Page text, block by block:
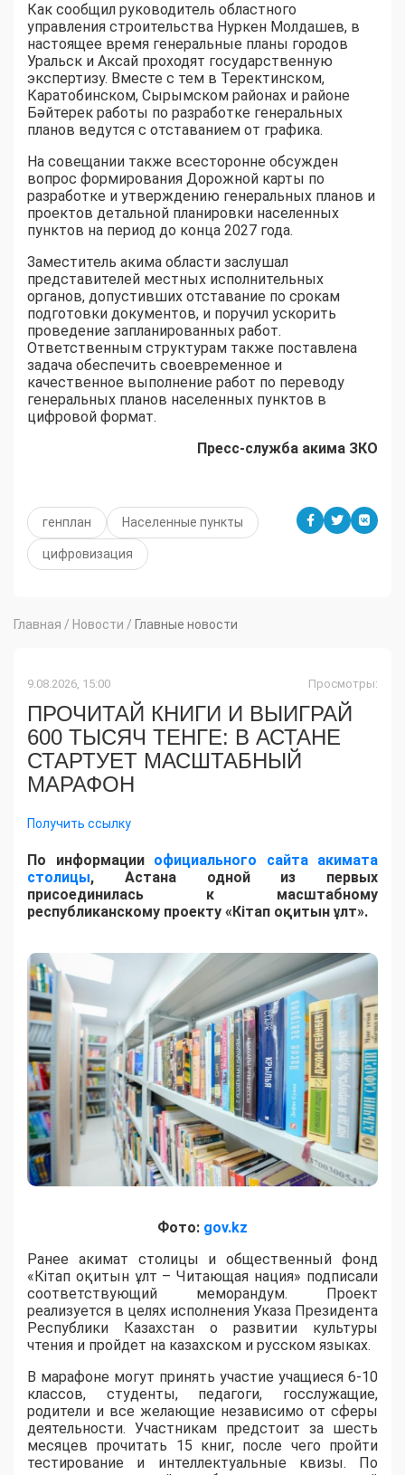
Как сообщил руководитель областного
управления строительства Нуркен Молдашев, в
настоящее время генеральные планы городов
Уральск и Аксай проходят государственную
экспертизу. Вместе с тем в Теректинском,
Каратобинском, Сырымском районах и районе
Бәйтерек работы по разработке генеральных
планов ведутся с отставанием от графика.
На совещании также всесторонне обсужден
вопрос формирования Дорожной карты по
разработке и утверждению генеральных планов и
проектов детальной планировки населенных
пунктов на период до конца 2027 года.
Заместитель акима области заслушал
представителей местных исполнительных
органов, допустивших отставание по срокам
подготовки документов, и поручил ускорить
проведение запланированных работ.
Ответственным структурам также поставлена
задача обеспечить своевременное и
качественное выполнение работ по переводу
генеральных планов населенных пунктов в
цифровой формат.
Пресс-служба акима ЗКО
генплан Населенные пункты
цифровизация
Главная / Новости / Главные новости
9.08.2026, 15:00 Просмотры:
ПРОЧИТАЙ КНИГИ И ВЫИГРАЙ
600 ТЫСЯЧ ТЕНГЕ: В АСТАНЕ
СТАРТУЕТ МАСШТАБНЫЙ
МАРАФОН
Получить ссылку
По информации официального сайта акимата
столицы, Астана одной из первых
присоединилась к масштабному
республиканскому проекту «Кітап оқитын ұлт».
Фото: gov.kz
Ранее акимат столицы и общественный фонд
«Кітап оқитын ұлт – Читающая нация» подписали
соответствующий меморандум. Проект
реализуется в целях исполнения Указа Президента
Республики Казахстан о развитии культуры
чтения и пройдет на казахском и русском языках.
В марафоне могут принять участие учащиеся 6-10
классов, студенты, педагоги, госслужащие,
родители и все желающие независимо от сферы
деятельности. Участникам предстоит за шесть
месяцев прочитать 15 книг, после чего пройти
тестирование и интеллектуальные квизы. По